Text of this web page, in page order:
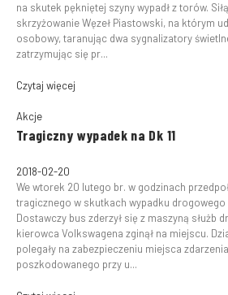
na skutek pękniętej szyny wypadł z torów.
skrzyżowanie Węzeł Piastowski, na którym
osobowy, taranując dwa sygnalizatory
zatrzymując się pr...
Czytaj więcej
Akcje
Tragiczny wypadek na Dk 11
2018-02-20
We wtorek 20 lutego br. w godzinach
tragicznego w skutkach wypadku
Dostawczy bus zderzył się z maszyną służb
kierowca Volkswagena zginął na miejscu.
polegały na zabezpieczeniu miejsca
poszkodowanego przy u...